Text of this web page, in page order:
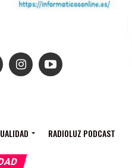
RADIOLUZ PODCAST